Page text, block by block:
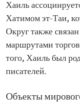
Хаиль
Хатимом эт-Таи,
Округ также
маршрутами
того, Хаиль был
писателей.
Объекты